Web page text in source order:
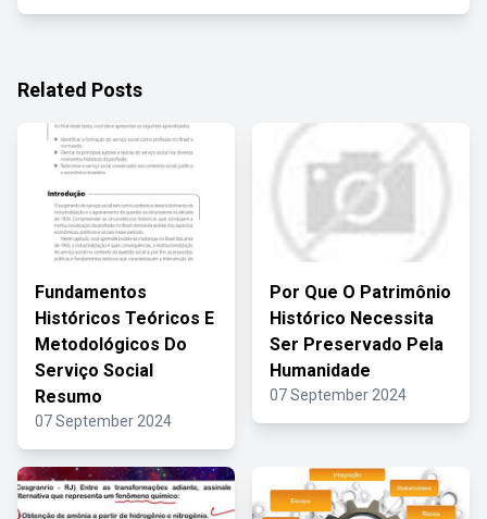
Related Posts
Fundamentos
Históricos Teóricos E
Metodológicos Do
Serviço Social
Resumo
07 September 2024
Por Que O Patrimônio
Histórico Necessita
Ser Preservado Pela
Humanidade
07 September 2024